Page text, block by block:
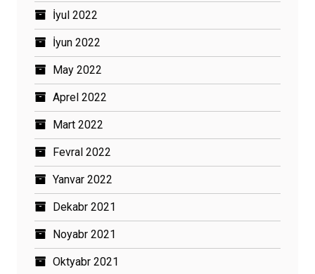
İyul 2022
İyun 2022
May 2022
Aprel 2022
Mart 2022
Fevral 2022
Yanvar 2022
Dekabr 2021
Noyabr 2021
Oktyabr 2021